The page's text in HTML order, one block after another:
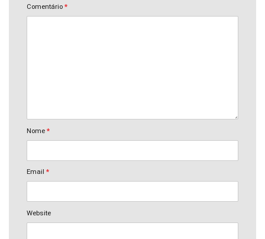
Comentário *
Nome *
Email *
Website